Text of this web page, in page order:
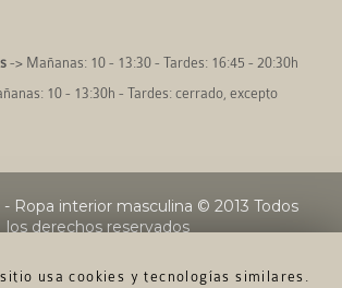
sitio usa cookies y tecnologías similares.
-> Mañanas: 10 - 13:30 - Tardes: 16:45 - 20:30h
10 - 13:30h - Tardes: cerrado, excepto
Ropa interior masculina © 2013 Todos
los derechos reservados